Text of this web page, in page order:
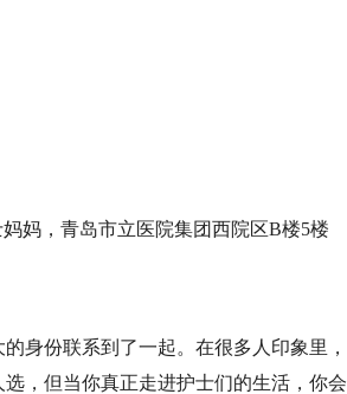
妈，青岛市立医院集团西院区B楼5楼
身份联系到了一起。在很多人印象里，
，但当你真正走进护士们的生活，你会